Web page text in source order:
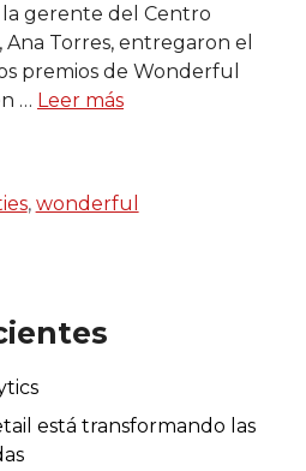
la gerente del Centro
Torres, entregaron el
premios de Wonderful
… Leer más
, wonderful
está transformando las